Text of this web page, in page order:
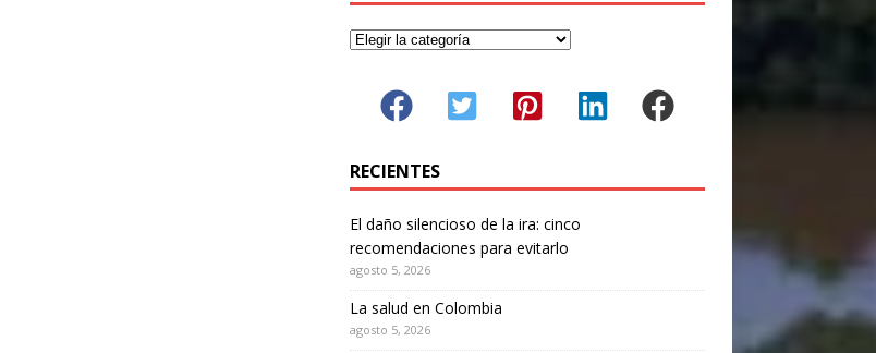
RECIENTES
El daño silencioso de la ira: cinco
recomendaciones para evitarlo
agosto 5, 2026
La salud en Colombia
agosto 5, 2026